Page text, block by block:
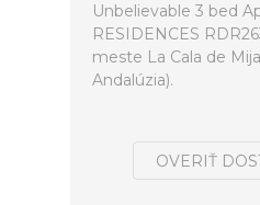
Unbelievable 3 bed
RESIDENCES
meste La Cala de
Andalúzia).
OVERIŤ